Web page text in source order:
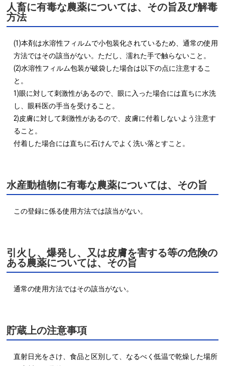
人畜に有毒な農薬については、その旨及び解毒
方法
(1)本剤は水溶性フィルムで小包装化されているため、通常の使用
方法ではその該当がない。ただし、濡れた手で触らないこと。
(2)水溶性フィルム包装が破袋した場合は以下の点に注意するこ
と。
1)眼に対して刺激性があるので、眼に入った場合には直ちに水洗
し、眼科医の手当を受けること。
2)皮膚に対して刺激性があるので、皮膚に付着しないよう注意す
ること。
付着した場合には直ちに石けんでよく洗い落とすこと。
水産動植物に有毒な農薬については、その旨
この登録に係る使用方法では該当がない。
引火し、爆発し、又は皮膚を害する等の危険の
ある農薬については、その旨
通常の使用方法ではその該当がない。
貯蔵上の注意事項
直射日光をさけ、食品と区別して、なるべく低温で乾燥した場所